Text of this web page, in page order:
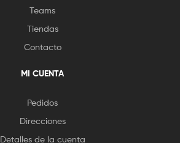
Teams
Tiendas
Contacto
MI CUENTA
Pedidos
Direcciones
Detalles de la cuenta